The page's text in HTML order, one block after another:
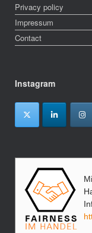
Privacy policy
Impressum
Contact
Instagram